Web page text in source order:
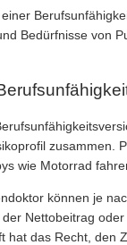
Bedürfnisse von
wie Motorrad
können je
Nettobeitrag
hat das Recht, den